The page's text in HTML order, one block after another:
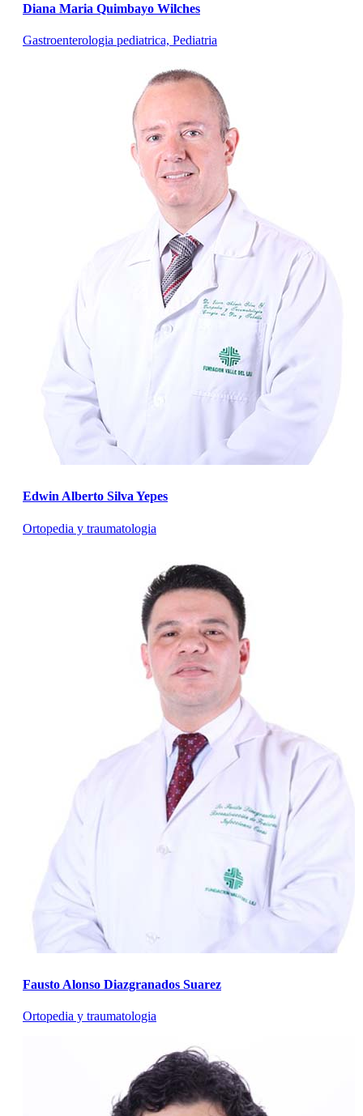
Diana Maria Quimbayo Wilches
Gastroenterologia pediatrica, Pediatria
Edwin Alberto Silva Yepes
Ortopedia y traumatologia
Fausto Alonso Diazgranados Suarez
Ortopedia y traumatologia